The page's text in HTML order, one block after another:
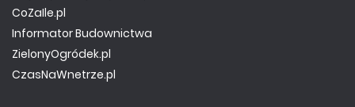
CoZaIle.pl
Informator Budownictwa
ZielonyOgródek.pl
CzasNaWnetrze.pl